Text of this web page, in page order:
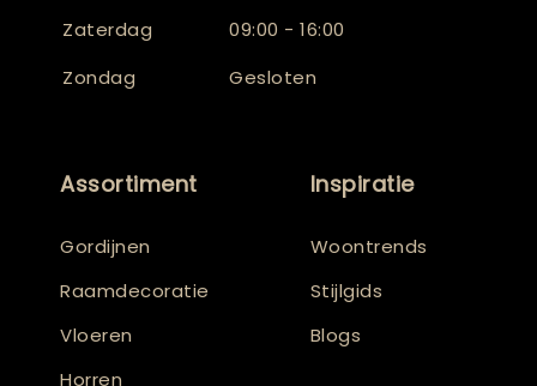
Zaterdag
09:00 - 16:00
Zondag
Gesloten
Assortiment
Gordijnen
Raamdecoratie
Vloeren
Horren
Inspiratie
Woontrends
Stijlgids
Blogs